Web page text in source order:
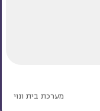
מערכת בית ונוי